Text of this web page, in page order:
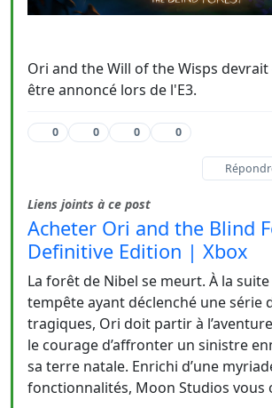
Ori and the Will of the Wisps
être annoncé lors de l'E3.
0 0 0 0
Liens joints à ce post
Acheter Ori and the Blind
Definitive Edition | Xbox
La forêt de Nibel se meurt. À la
tempête ayant déclenché une série
tragiques, Ori doit partir à
le courage d’affronter un sinistre
sa terre natale. Enrichi d’une
fonctionnalités, Moon Studios vous